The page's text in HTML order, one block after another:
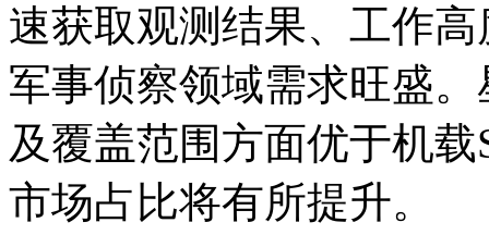
速获取观测结果、工作
军事侦察领域需求旺盛
及覆盖范围方面优于机
市场占比将有所提升。